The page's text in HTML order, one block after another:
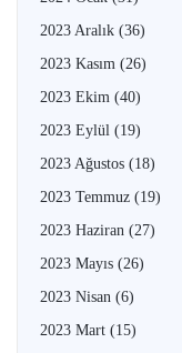
2023 Aralık (36)
2023 Kasım (26)
2023 Ekim (40)
2023 Eylül (19)
2023 Ağustos (18)
2023 Temmuz (19)
2023 Haziran (27)
2023 Mayıs (26)
2023 Nisan (6)
2023 Mart (15)